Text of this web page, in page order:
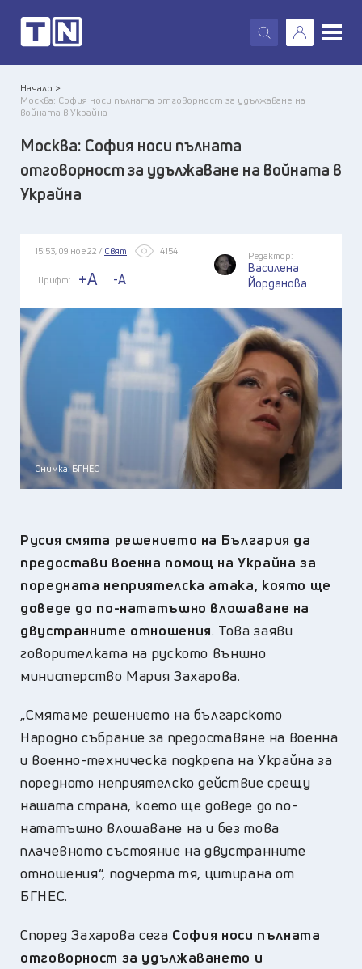
X
Начало >
Москва: София носи пълната отговорност за удължаване на
войната в Украйна
Москва: София носи пълната
отговорност за удължаване на войната в
Украйна
15:53, 09 ное 22 / Свят 4154
Шрифт: +A -A
Редактор:
Василена
Йорданова
Снимка: БГНЕС
Русия смята решението на България да
предостави военна помощ на Украйна за
поредната неприятелска атака, която ще
доведе до по-нататъшно влошаване на
двустранните отношения. Това заяви
говорителката на руското външно
министерство Мария Захарова.
„Смятаме решението на българското
Народно събрание за предоставяне на военна
и военно-техническа подкрепа на Украйна за
поредното неприятелско действие срещу
нашата страна, което ще доведе до по-
нататъшно влошаване на и без това
плачевното състояние на двустранните
отношения“, подчерта тя, цитирана от
БГНЕС.
Според Захарова сега София носи пълната
отговорност за удължаването и